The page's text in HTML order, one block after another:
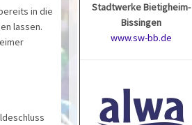
in die
lassen.
Stadtwerke Bietigheim-
Bissingen
www.sw-bb.de